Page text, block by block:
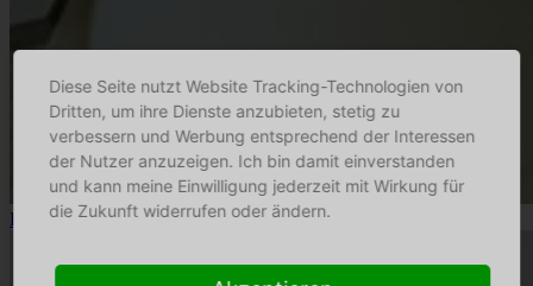
Fitz Leuchtenmanufaktur
Diese Seite nutzt Website Tracking-Technologien von
Dritten, um ihre Dienste anzubieten, stetig zu
verbessern und Werbung entsprechend der Interessen
der Nutzer anzuzeigen. Ich bin damit einverstanden
und kann meine Einwilligung jederzeit mit Wirkung für
die Zukunft widerrufen oder ändern.